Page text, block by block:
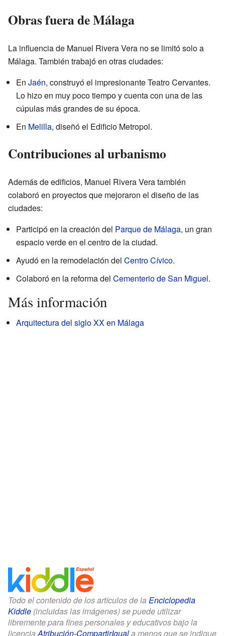
Obras fuera de Málaga
La influencia de Manuel Rivera Vera no se limitó solo a
Málaga. También trabajó en otras ciudades:
En Jaén, construyó el impresionante Teatro Cervantes.
Lo hizo en muy poco tiempo y cuenta con una de las
cúpulas más grandes de su época.
En Melilla, diseñó el Edificio Metropol.
Contribuciones al urbanismo
Además de edificios, Manuel Rivera Vera también
colaboró en proyectos que mejoraron el diseño de las
ciudades:
Participó en la creación del Parque de Málaga, un gran
espacio verde en el centro de la ciudad.
Ayudó en la remodelación del Centro Cívico.
Colaboró en la reforma del Cementerio de San Miguel.
Más información
Arquitectura del siglo XX en Málaga
Todo el contenido de los artículos de la Enciclopedia
Kiddle (incluidas las imágenes) se puede utilizar
libremente para fines personales y educativos bajo la
licencia Atribución-CompartirIguala menos que se indique